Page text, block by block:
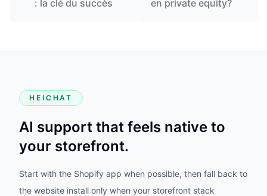
: la clé du succès
en private equity?
HEICHAT
AI support that feels native to
your storefront.
Start with the Shopify app when possible, then fall back to
the website install only when your storefront stack